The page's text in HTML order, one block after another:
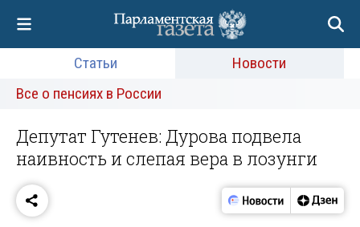
Статьи
Новости
Все о пенсиях в России
Депутат Гутенев: Дурова подвела
наивность и слепая вера в лозунги